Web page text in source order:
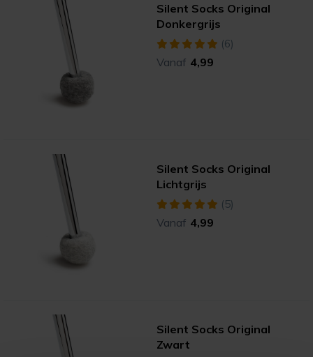
Silent Socks Original
Donkergrijs
(6)
Vanaf 4,99
Silent Socks Original
Lichtgrijs
(5)
Vanaf 4,99
Silent Socks Original
Zwart